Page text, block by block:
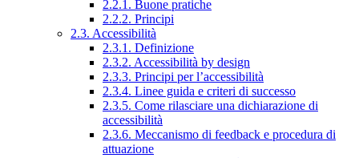
2.2.1. Buone pratiche
2.2.2. Principi
2.3. Accessibilità
2.3.1. Definizione
2.3.2. Accessibilità by design
2.3.3. Principi per l’accessibilità
2.3.4. Linee guida e criteri di successo
2.3.5. Come rilasciare una dichiarazione di
accessibilità
2.3.6. Meccanismo di feedback e procedura di
attuazione